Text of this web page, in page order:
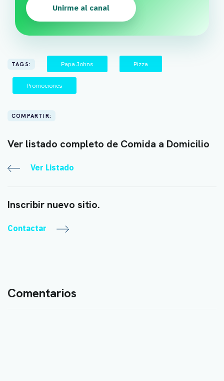
Unirme al canal
TAGS: Papa Johns Pizza
Promociones
COMPARTIR:
Ver listado completo de Comida a Domicilio
Ver Listado
Inscribir nuevo sitio.
Contactar
Comentarios